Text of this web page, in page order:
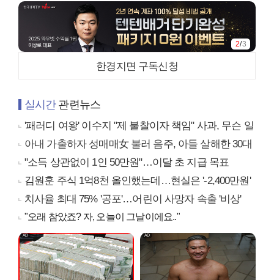
2/3
한경지면 구독신청
실시간관련뉴스
'패러디 여왕' 이수지 "제 불찰이자 책임" 사과, 무슨 일
아내 가출하자 성매매女 불러 음주, 아들 살해한 30대
"소득 상관없이 1인 50만원"…이달 초 지급 목표
김원훈 주식 1억8천 올인했는데…현실은 '-2,400만원'
치사율 최대 75% '공포'…어린이 사망자 속출 '비상'
"오래 참았죠? 자, 오늘이 그날이에요.."